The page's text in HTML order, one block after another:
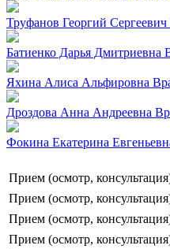
Труфанов Георгий Сергеевич
Батиенко Дарья Дмитриевна
Яхина Алиса Альфировна
Дроздова Анна Андреевна
Фокина Екатерина
Прием (осмотр,
Прием (осмотр,
Прием (осмотр,
Прием (осмотр,